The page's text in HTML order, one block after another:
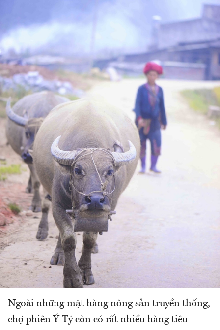
Ngoài những mặt hàng nông sản truyền thống,
chợ phiên Ý Tý còn có rất nhiều hàng tiêu